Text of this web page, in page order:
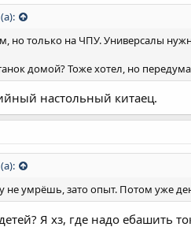
но только на ЧПУ. Универсалы
домой? Тоже хотел, но
настольный китаец.
не умрёшь, зато опыт. Потом уже
Я хз, где надо ебашить